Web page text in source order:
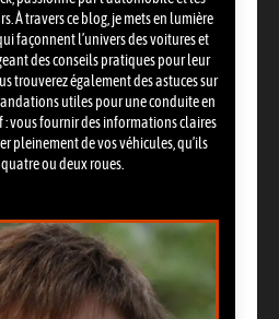
À travers ce blog, je mets en lumière
façonnent l’univers des voitures et
des conseils pratiques pour leur
trouverez également des astuces sur
utiles pour une conduite en
: vous fournir des informations claires
pleinement de vos véhicules, qu’ils
ou deux roues.